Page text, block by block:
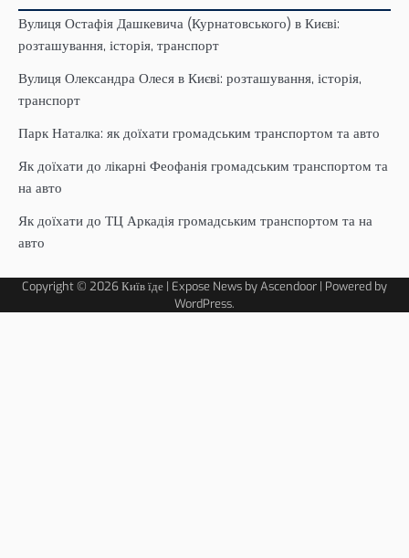
Вулиця Остафія Дашкевича (Курнатовського) в Києві:
розташування, історія, транспорт
Вулиця Олександра Олеся в Києві: розташування, історія,
транспорт
Парк Наталка: як доїхати громадським транспортом та авто
Як доїхати до лікарні Феофанія громадським транспортом та
на авто
Як доїхати до ТЦ Аркадія громадським транспортом та на
авто
Copyright © 2026Київ їде | Expose News byAscendoor | Powered by
WordPress.